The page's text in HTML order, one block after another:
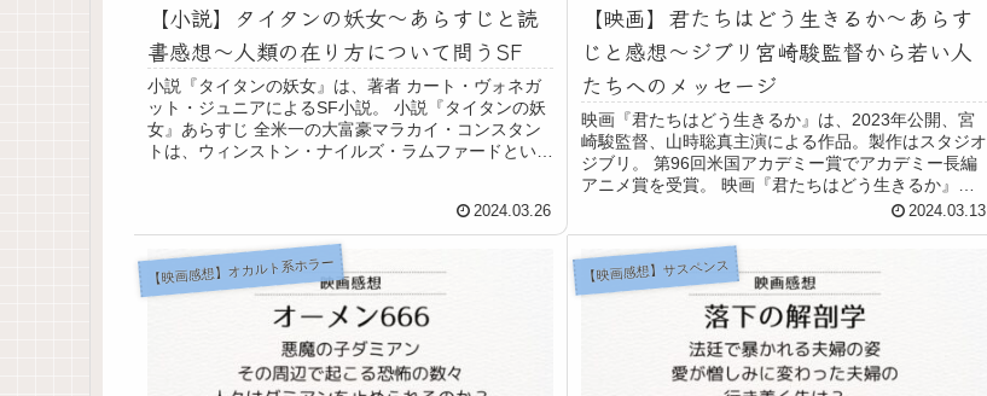
【小説】タイタンの妖女～あらすじと読
書感想～人類の在り方について問うSF
小説『タイタンの妖女』は、著者 カート・ヴォネガ
ット・ジュニアによるSF小説。 小説『タイタンの妖
女』あらすじ 全米一の大富豪マラカイ・コンスタン
トは、ウィンストン・ナイルズ・ラムファードという
2024.03.26
【映画】君たちはどう生きるか～あらす
じと感想～ジブリ宮崎駿監督から若い人
たちへのメッセージ
映画『君たちはどう生きるか』は、2023年公開、宮
崎駿監督、山時聡真主演による作品。製作はスタジオ
ジブリ。 第96回米国アカデミー賞でアカデミー長編
アニメ賞を受賞。 映画『君たちはどう生きるか』あ
らすじ 眞人は母親を空襲で失い、父の再婚によ...
2024.03.13
【映画感想】オカルト系ホラー 【映画感想】サスペンス